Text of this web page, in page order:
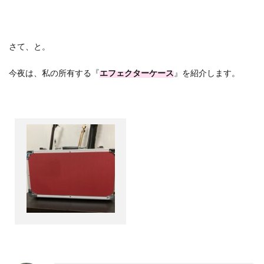
さて、と。
今夜は、私の所有する『エフェクターケース』を紹介します。